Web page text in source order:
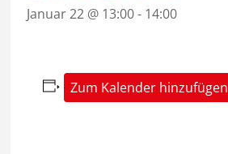
Januar 22 @ 13:00- 14:00
Zum Kalender hinzufügen